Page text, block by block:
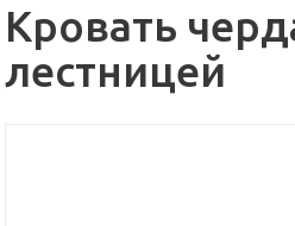
Кровать
лестницей